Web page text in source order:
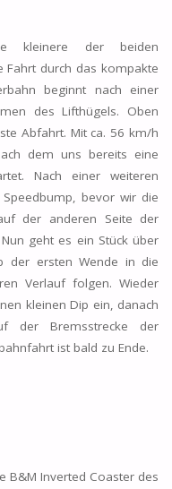
kleinere der beiden
Fahrt durch das kompakte
beginnt nach einer
des Lifthügels. Oben
Abfahrt. Mit ca. 56 km/h
dem uns bereits eine
Nach einer weiteren
bevor wir die
der anderen Seite der
geht es ein Stück über
der ersten Wende in die
Verlauf folgen. Wieder
kleinen Dip ein, danach
der Bremsstrecke der
ist bald zu Ende.
B&M Inverted Coaster des